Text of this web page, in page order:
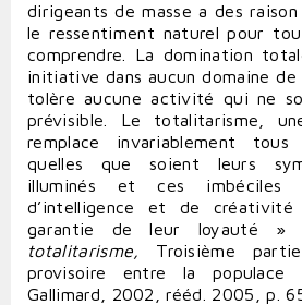
dirigeants de masse a des
le ressentiment naturel pour
comprendre. La domination
initiative dans aucun domaine de
tolère aucune activité qui ne
prévisible. Le totalitarisme,
remplace invariablement
quelles que soient leurs
illuminés et ces imbéciles
d’intelligence et de
garantie de leur loyauté »
totalitarisme, Troisième
provisoire entre la populace
Gallimard, 2002, rééd. 2005, p.